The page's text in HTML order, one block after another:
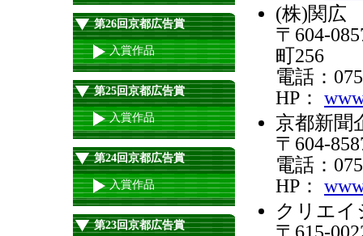
(株)関広
〒604-
町256
電話：
HP：
京都新聞
〒604-
電話：
HP：
クリエイ
第26回京都広告賞
入賞作品
第25回京都広告賞
入賞作品
第24回京都広告賞
入賞作品
第23回京都広告賞